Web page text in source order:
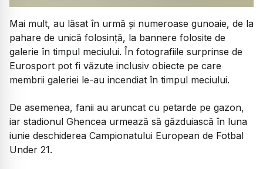
Mai mult, au lăsat în urmă și numeroase gunoaie, de la
pahare de unică folosință, la bannere folosite de
galerie în timpul meciului. În fotografiile surprinse de
Eurosport pot fi văzute inclusiv obiecte pe care
membrii galeriei le-au incendiat în timpul meciului.
De asemenea, fanii au aruncat cu petarde pe gazon,
iar stadionul Ghencea urmează să găzduiască în luna
iunie deschiderea Campionatului European de Fotbal
Under 21.